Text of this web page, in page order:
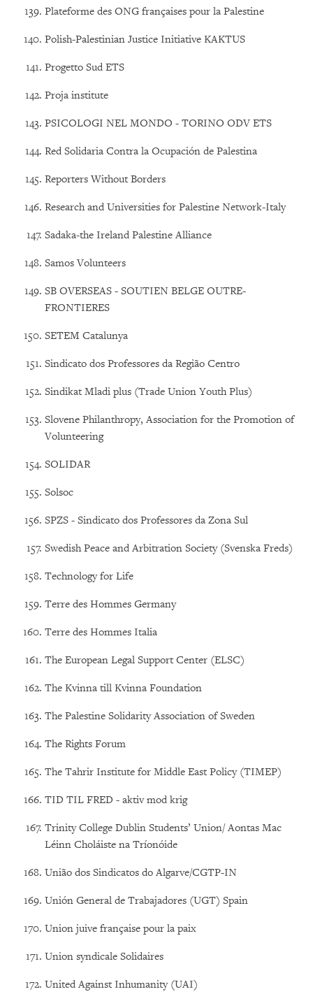
Plateforme des ONG françaises pour la Palestine
Polish-Palestinian Justice Initiative KAKTUS
Progetto Sud ETS
Proja institute
PSICOLOGI NEL MONDO - TORINO ODV ETS
Red Solidaria Contra la Ocupación de Palestina
Reporters Without Borders
Research and Universities for Palestine Network-Italy
Sadaka-the Ireland Palestine Alliance
Samos Volunteers
SB OVERSEAS - SOUTIEN BELGE OUTRE-
FRONTIERES
SETEM Catalunya
Sindicato dos Professores da Região Centro
Sindikat Mladi plus (Trade Union Youth Plus)
Slovene Philanthropy, Association for the Promotion of
Volunteering
SOLIDAR
Solsoc
SPZS - Sindicato dos Professores da Zona Sul
Swedish Peace and Arbitration Society (Svenska Freds)
Technology for Life
Terre des Hommes Germany
Terre des Hommes Italia
The European Legal Support Center (ELSC)
The Kvinna till Kvinna Foundation
The Palestine Solidarity Association of Sweden
The Rights Forum
The Tahrir Institute for Middle East Policy (TIMEP)
TID TIL FRED - aktiv mod krig
Trinity College Dublin Students’ Union/ Aontas Mac
Léinn Choláiste na Tríonóide
União dos Sindicatos do Algarve/CGTP-IN
Unión General de Trabajadores (UGT) Spain
Union juive française pour la paix
Union syndicale Solidaires
United Against Inhumanity (UAI)